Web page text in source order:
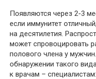
Появляются через 2-3
если иммунитет
на десятилетия.
может спровоцировать
полового члена у
обнаружении такого
к врачам –